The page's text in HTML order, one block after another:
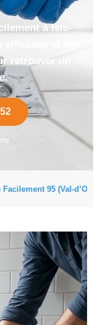
à Isle-
et les
retrouver un
95 (Val-